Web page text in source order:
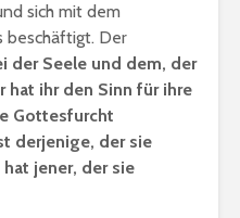
sich mit dem
beschäftigt. Der
der Seele und dem, der
hat ihr den Sinn für ihre
Gottesfurcht
derjenige, der sie
jener, der sie